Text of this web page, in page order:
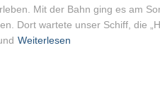
Mit der Bahn ging es am
Dort wartete unser Schiff, die
Weiterlesen